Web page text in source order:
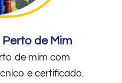
de Mim
de mim com
e certificado.